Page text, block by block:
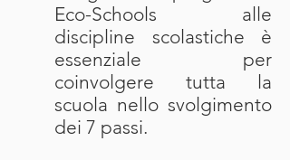
Eco-Schools alle
discipline scolastiche è
essenziale per
coinvolgere tutta la
scuola nello svolgimento
dei 7 passi.